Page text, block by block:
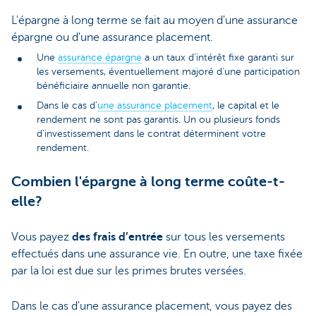
L'épargne à long terme se fait au moyen d'une assurance
épargne ou d'une assurance placement.
Une assurance épargne a un taux d'intérêt fixe garanti sur
les versements, éventuellement majoré d'une participation
bénéficiaire annuelle non garantie.
Dans le cas d'une assurance placement, le capital et le
rendement ne sont pas garantis. Un ou plusieurs fonds
d'investissement dans le contrat déterminent votre
rendement.
Combien l'épargne à long terme coûte-t-
elle?
Vous payez des frais d’entrée sur tous les versements
effectués dans une assurance vie. En outre, une taxe fixée
par la loi est due sur les primes brutes versées.
Dans le cas d'une assurance placement, vous payez des